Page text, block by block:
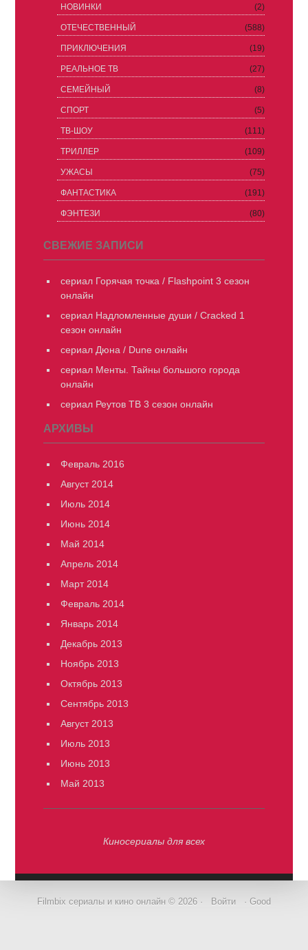
НОВИНКИ (2)
ОТЕЧЕСТВЕННЫЙ (588)
ПРИКЛЮЧЕНИЯ (19)
РЕАЛЬНОЕ ТВ (27)
СЕМЕЙНЫЙ (8)
СПОРТ (5)
ТВ-ШОУ (111)
ТРИЛЛЕР (109)
УЖАСЫ (75)
ФАНТАСТИКА (191)
ФЭНТЕЗИ (80)
СВЕЖИЕ ЗАПИСИ
сериал Горячая точка / Flashpoint 3 сезон
онлайн
сериал Надломленные души / Cracked 1
сезон онлайн
сериал Дюна / Dune онлайн
сериал Менты. Тайны большого города
онлайн
сериал Реутов ТВ 3 сезон онлайн
АРХИВЫ
Февраль 2016
Август 2014
Июль 2014
Июнь 2014
Май 2014
Апрель 2014
Март 2014
Февраль 2014
Январь 2014
Декабрь 2013
Ноябрь 2013
Октябрь 2013
Сентябрь 2013
Август 2013
Июль 2013
Июнь 2013
Май 2013
Киносериалы для всех
Filmbix сериалы и кино онлайн © 2026 · Войти · Good